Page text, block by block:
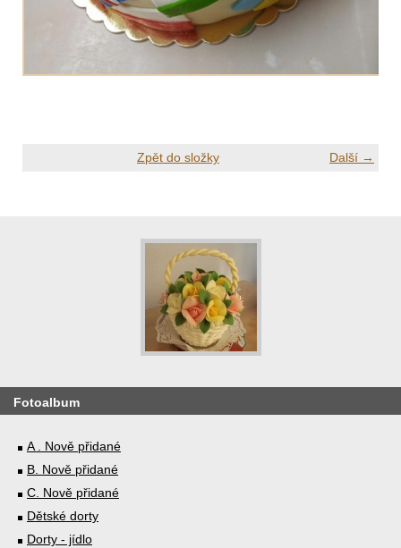
Další →
Zpět do složky
Fotoalbum
A . Nově přidané
B. Nově přidané
C. Nově přidané
Dětské dorty
Dorty - jídlo